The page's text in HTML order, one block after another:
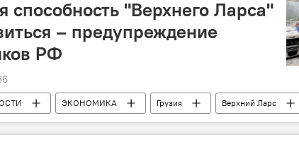
способность "Верхнего Ларса"
– предупреждение
РФ
ЭКОНОМИКА Грузия Верхний Ларс